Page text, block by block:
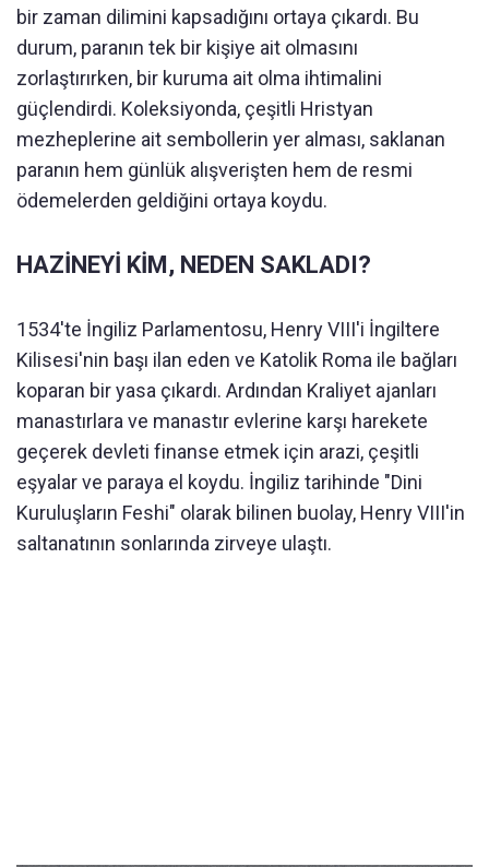
bir zaman dilimini kapsadığını ortaya çıkardı. Bu
durum, paranın tek bir kişiye ait olmasını
zorlaştırırken, bir kuruma ait olma ihtimalini
güçlendirdi. Koleksiyonda, çeşitli Hristyan
mezheplerine ait sembollerin yer alması, saklanan
paranın hem günlük alışverişten hem de resmi
ödemelerden geldiğini ortaya koydu.
HAZİNEYİ KİM, NEDEN SAKLADI?
1534'te İngiliz Parlamentosu, Henry VIII'i İngiltere
Kilisesi'nin başı ilan eden ve Katolik Roma ile bağları
koparan bir yasa çıkardı. Ardından Kraliyet ajanları
manastırlara ve manastır evlerine karşı harekete
geçerek devleti finanse etmek için arazi, çeşitli
eşyalar ve paraya el koydu. İngiliz tarihinde "Dini
Kuruluşların Feshi" olarak bilinen buolay, Henry VIII'in
saltanatının sonlarında zirveye ulaştı.